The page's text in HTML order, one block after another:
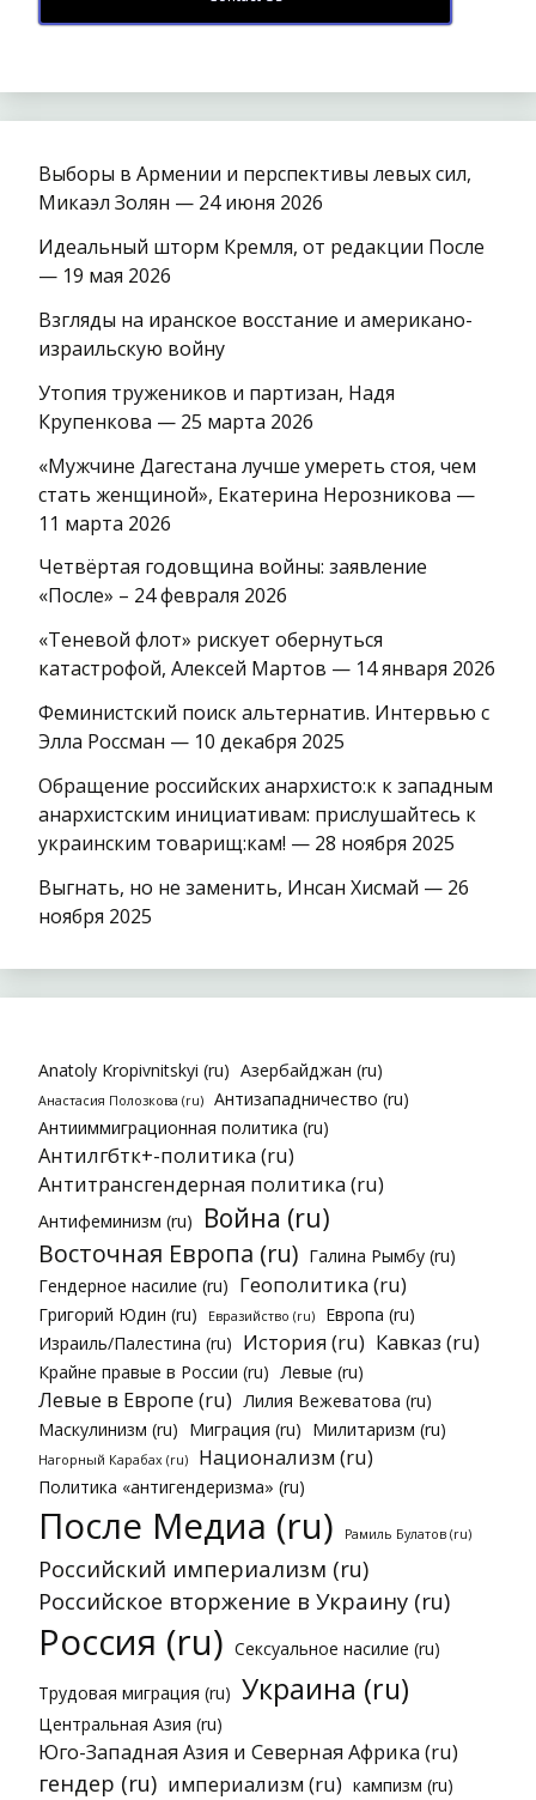
Выборы в Армении и перспективы левых сил,
Микаэл Золян — 24 июня 2026
Идеальный шторм Кремля, от редакции После
— 19 мая 2026
Взгляды на иранское восстание и американо-
израильскую войну
Утопия тружеников и партизан, Надя
Крупенкова — 25 марта 2026
«Мужчине Дагестана лучше умереть стоя, чем
стать женщиной», Екатерина Нерозникова —
11 марта 2026
Четвёртая годовщина войны: заявление
«После» – 24 февраля 2026
«Теневой флот» рискует обернуться
катастрофой, Алексей Мартов — 14 января 2026
Феминистский поиск альтернатив. Интервью с
Элла Россман — 10 декабря 2025
Обращение российских анархисто:к к западным
анархистским инициативам: прислушайтесь к
украинским товарищ:кам! — 28 ноября 2025
Выгнать, но не заменить, Инсан Хисмай — 26
ноября 2025
Anatoly Kropivnitskyi (ru) Азербайджан (ru)
Анастасия Полозкова (ru)
Антизападничество (ru)
Антииммиграционная политика (ru)
Антилгбтк+-политика (ru)
Антитрансгендерная политика (ru)
Антифеминизм (ru) Война (ru)
Восточная Европа (ru) Галина Рымбу (ru)
Гендерное насилие (ru) Геополитика (ru)
Григорий Юдин (ru) Евразийство (ru)
Европа (ru)
Израиль/Палестина (ru) История (ru) Кавказ (ru)
Крайне правые в России (ru) Левые (ru)
Левые в Европе (ru) Лилия Вежеватова (ru)
Маскулинизм (ru) Миграция (ru) Милитаризм (ru)
Нагорный Карабах (ru) Национализм (ru)
Политика «антигендеризма» (ru)
После Медиа (ru) Рамиль Булатов (ru)
Российский империализм (ru)
Российское вторжение в Украину (ru)
Россия (ru) Сексуальное насилие (ru)
Трудовая миграция (ru) Украина (ru)
Центральная Азия (ru)
Юго-Западная Азия и Северная Африка (ru)
гендер (ru) империализм (ru) кампизм (ru)